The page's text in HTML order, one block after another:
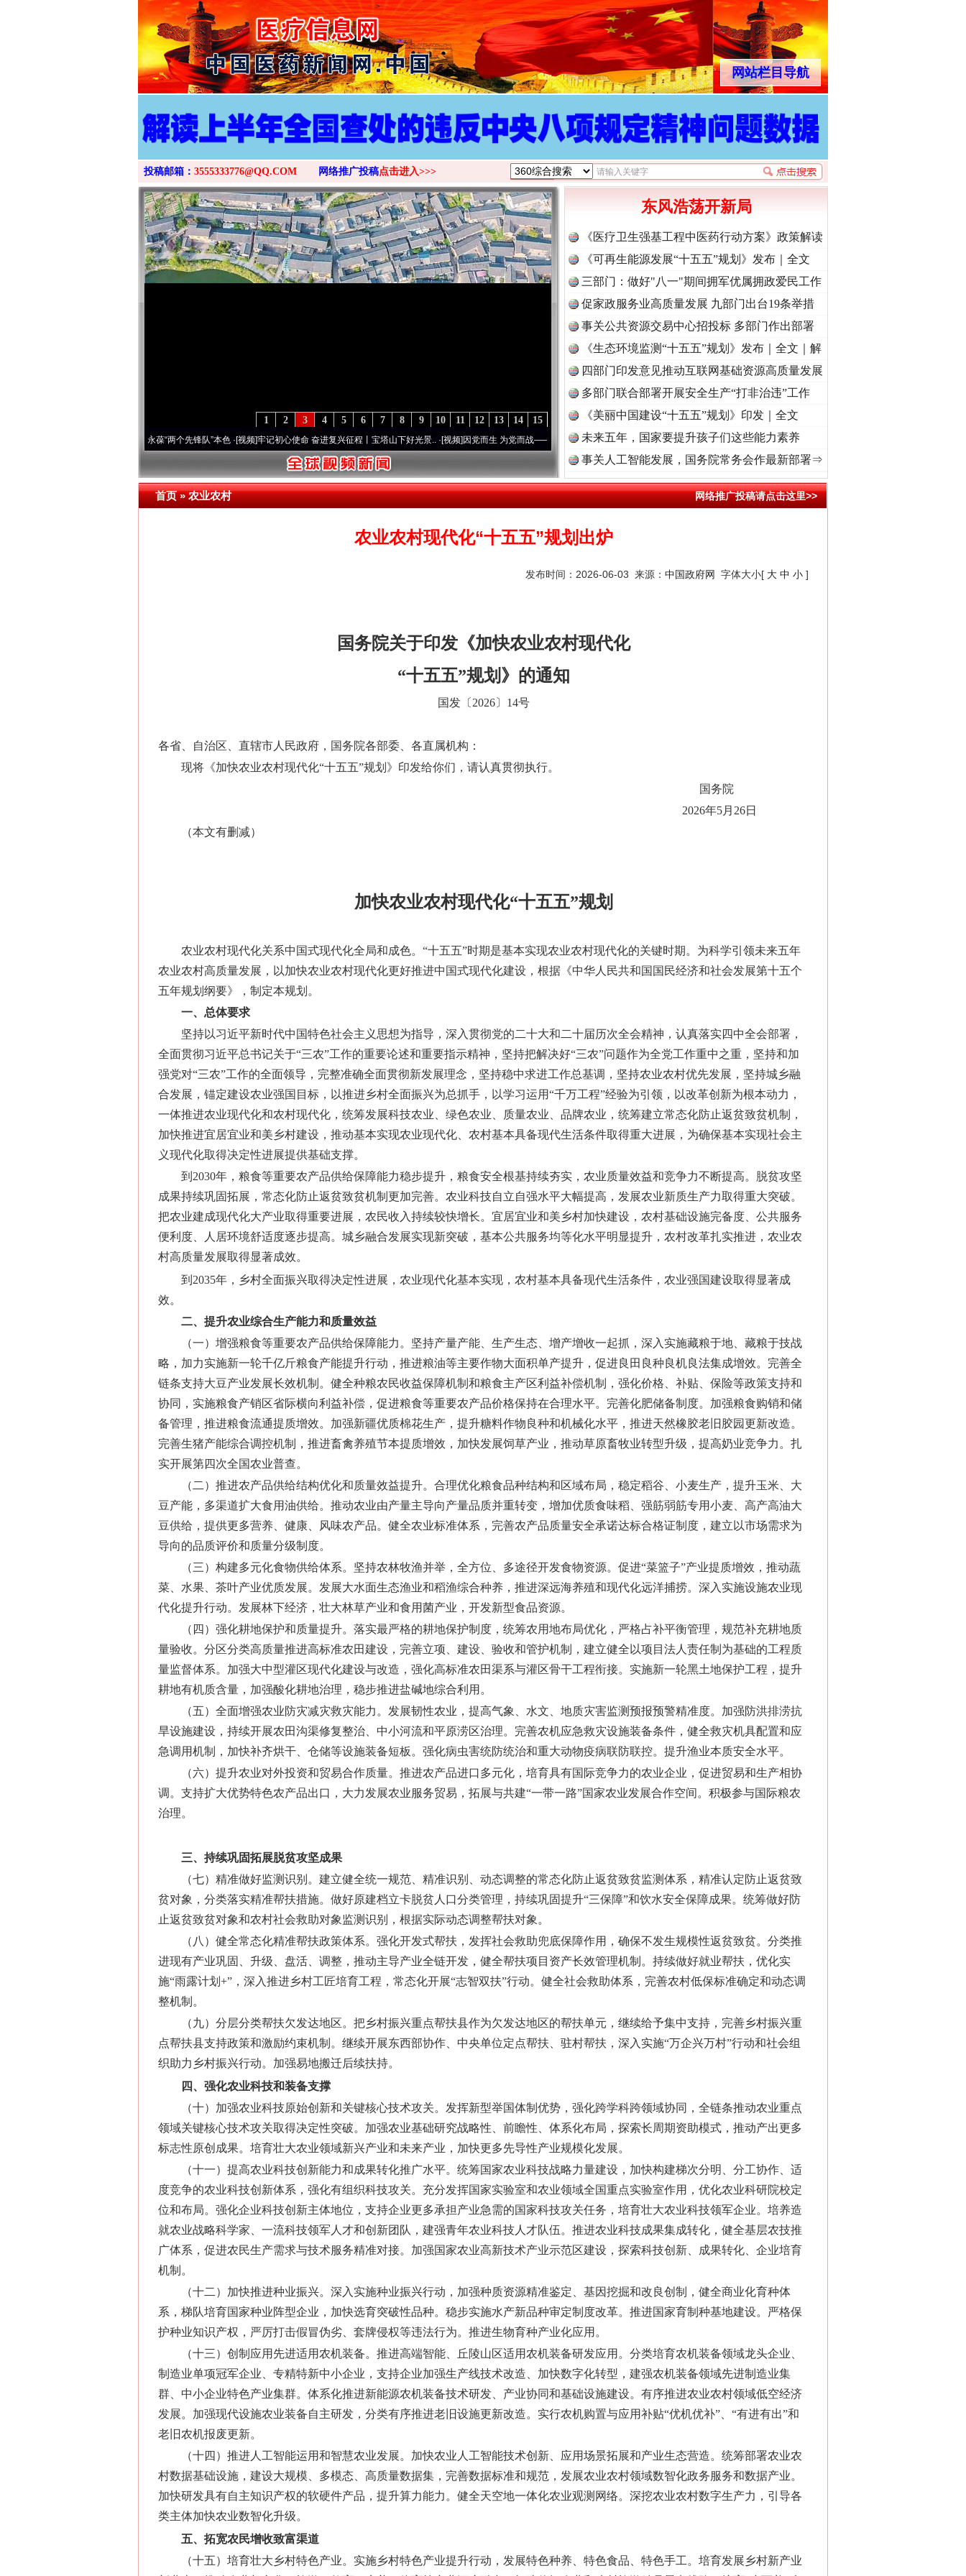
>
网站栏目导航
投稿邮箱： 3555333776@QQ.COM 网络推广投稿点击进入>>>
15
14
13
12
11
10
9
8
7
6
5
4
3
2
1
永葆“两个先锋队”本色·[视频]牢记初心使命 奋进复兴征程丨宝塔山下好光景..·[视频]因党而生 为党而战——百年“纪”事⑧加强纪律..·[视频]牢记初心使命 奋进复兴征程丨“转折之城”激荡..
东风浩荡开新局
《医疗卫生强基工程中医药行动方案》政策解读
《可再生能源发展“十五五”规划》发布｜全文
三部门：做好"八一"期间拥军优属拥政爱民工作
促家政服务业高质量发展 九部门出台19条举措
事关公共资源交易中心招投标 多部门作出部署
《生态环境监测“十五五”规划》发布｜全文｜解
读
四部门印发意见推动互联网基础资源高质量发展
多部门联合部署开展安全生产“打非治违”工作
《美丽中国建设“十五五”规划》印发｜全文
未来五年，国家要提升孩子们这些能力素养
事关人工智能发展，国务院常务会作最新部署⇒
首页»农业农村 网络推广投稿请点击这里>>
农业农村现代化“十五五”规划出炉
发布时间：2026-06-03 来源： 中国政府网 字体大小[ 大 中 小 ]
国务院关于印发《加快农业农村现代化
“十五五”规划》的通知
国发〔2026〕14号
各省、自治区、直辖市人民政府，国务院各部委、各直属机构：
现将《加快农业农村现代化“十五五”规划》印发给你们，请认真贯彻执行。
国务院
2026年5月26日
（本文有删减）
加快农业农村现代化“十五五”规划
农业农村现代化关系中国式现代化全局和成色。“十五五”时期是基本实现农业农村现代化的关键时期。为科学引领未来五年
农业农村高质量发展，以加快农业农村现代化更好推进中国式现代化建设，根据《中华人民共和国国民经济和社会发展第十五个
五年规划纲要》，制定本规划。
一、总体要求
坚持以习近平新时代中国特色社会主义思想为指导，深入贯彻党的二十大和二十届历次全会精神，认真落实四中全会部署，
全面贯彻习近平总书记关于“三农”工作的重要论述和重要指示精神，坚持把解决好“三农”问题作为全党工作重中之重，坚持和加
强党对“三农”工作的全面领导，完整准确全面贯彻新发展理念，坚持稳中求进工作总基调，坚持农业农村优先发展，坚持城乡融
合发展，锚定建设农业强国目标，以推进乡村全面振兴为总抓手，以学习运用“千万工程”经验为引领，以改革创新为根本动力，
一体推进农业现代化和农村现代化，统筹发展科技农业、绿色农业、质量农业、品牌农业，统筹建立常态化防止返贫致贫机制，
加快推进宜居宜业和美乡村建设，推动基本实现农业现代化、农村基本具备现代生活条件取得重大进展，为确保基本实现社会主
义现代化取得决定性进展提供基础支撑。
到2030年，粮食等重要农产品供给保障能力稳步提升，粮食安全根基持续夯实，农业质量效益和竞争力不断提高。脱贫攻坚
成果持续巩固拓展，常态化防止返贫致贫机制更加完善。农业科技自立自强水平大幅提高，发展农业新质生产力取得重大突破。
把农业建成现代化大产业取得重要进展，农民收入持续较快增长。宜居宜业和美乡村加快建设，农村基础设施完备度、公共服务
便利度、人居环境舒适度逐步提高。城乡融合发展实现新突破，基本公共服务均等化水平明显提升，农村改革扎实推进，农业农
村高质量发展取得显著成效。
到2035年，乡村全面振兴取得决定性进展，农业现代化基本实现，农村基本具备现代生活条件，农业强国建设取得显著成
效。
二、提升农业综合生产能力和质量效益
（一）增强粮食等重要农产品供给保障能力。 坚持产量产能、生产生态、增产增收一起抓，深入实施藏粮于地、藏粮于技战
略，加力实施新一轮千亿斤粮食产能提升行动，推进粮油等主要作物大面积单产提升，促进良田良种良机良法集成增效。完善全
链条支持大豆产业发展长效机制。健全种粮农民收益保障机制和粮食主产区利益补偿机制，强化价格、补贴、保险等政策支持和
协同，实施粮食产销区省际横向利益补偿，促进粮食等重要农产品价格保持在合理水平。完善化肥储备制度。加强粮食购销和储
备管理，推进粮食流通提质增效。加强新疆优质棉花生产，提升糖料作物良种和机械化水平，推进天然橡胶老旧胶园更新改造。
完善生猪产能综合调控机制，推进畜禽养殖节本提质增效，加快发展饲草产业，推动草原畜牧业转型升级，提高奶业竞争力。扎
实开展第四次全国农业普查。
（二）推进农产品供给结构优化和质量效益提升。 合理优化粮食品种结构和区域布局，稳定稻谷、小麦生产，提升玉米、大
豆产能，多渠道扩大食用油供给。推动农业由产量主导向产量品质并重转变，增加优质食味稻、强筋弱筋专用小麦、高产高油大
豆供给，提供更多营养、健康、风味农产品。健全农业标准体系，完善农产品质量安全承诺达标合格证制度，建立以市场需求为
导向的品质评价和质量分级制度。
（三）构建多元化食物供给体系。 坚持农林牧渔并举，全方位、多途径开发食物资源。促进“菜篮子”产业提质增效，推动蔬
菜、水果、茶叶产业优质发展。发展大水面生态渔业和稻渔综合种养，推进深远海养殖和现代化远洋捕捞。深入实施设施农业现
代化提升行动。发展林下经济，壮大林草产业和食用菌产业，开发新型食品资源。
（四）强化耕地保护和质量提升。 落实最严格的耕地保护制度，统筹农用地布局优化，严格占补平衡管理，规范补充耕地质
量验收。分区分类高质量推进高标准农田建设，完善立项、建设、验收和管护机制，建立健全以项目法人责任制为基础的工程质
量监督体系。加强大中型灌区现代化建设与改造，强化高标准农田渠系与灌区骨干工程衔接。实施新一轮黑土地保护工程，提升
耕地有机质含量，加强酸化耕地治理，稳步推进盐碱地综合利用。
（五）全面增强农业防灾减灾救灾能力。 发展韧性农业，提高气象、水文、地质灾害监测预报预警精准度。加强防洪排涝抗
旱设施建设，持续开展农田沟渠修复整治、中小河流和平原涝区治理。完善农机应急救灾设施装备条件，健全救灾机具配置和应
急调用机制，加快补齐烘干、仓储等设施装备短板。强化病虫害统防统治和重大动物疫病联防联控。提升渔业本质安全水平。
（六）提升农业对外投资和贸易合作质量。 推进农产品进口多元化，培育具有国际竞争力的农业企业，促进贸易和生产相协
调。支持扩大优势特色农产品出口，大力发展农业服务贸易，拓展与共建“一带一路”国家农业发展合作空间。积极参与国际粮农
治理。
三、持续巩固拓展脱贫攻坚成果
（七）精准做好监测识别。 建立健全统一规范、精准识别、动态调整的常态化防止返贫致贫监测体系，精准认定防止返贫致
贫对象，分类落实精准帮扶措施。做好原建档立卡脱贫人口分类管理，持续巩固提升“三保障”和饮水安全保障成果。统筹做好防
止返贫致贫对象和农村社会救助对象监测识别，根据实际动态调整帮扶对象。
（八）健全常态化精准帮扶政策体系。 强化开发式帮扶，发挥社会救助兜底保障作用，确保不发生规模性返贫致贫。分类推
进现有产业巩固、升级、盘活、调整，推动主导产业全链开发，健全帮扶项目资产长效管理机制。持续做好就业帮扶，优化实
施“雨露计划+”，深入推进乡村工匠培育工程，常态化开展“志智双扶”行动。健全社会救助体系，完善农村低保标准确定和动态调
整机制。
（九）分层分类帮扶欠发达地区。 把乡村振兴重点帮扶县作为欠发达地区的帮扶单元，继续给予集中支持，完善乡村振兴重
点帮扶县支持政策和激励约束机制。继续开展东西部协作、中央单位定点帮扶、驻村帮扶，深入实施“万企兴万村”行动和社会组
织助力乡村振兴行动。加强易地搬迁后续扶持。
四、强化农业科技和装备支撑
（十）加强农业科技原始创新和关键核心技术攻关。 发挥新型举国体制优势，强化跨学科跨领域协同，全链条推动农业重点
领域关键核心技术攻关取得决定性突破。加强农业基础研究战略性、前瞻性、体系化布局，探索长周期资助模式，推动产出更多
标志性原创成果。培育壮大农业领域新兴产业和未来产业，加快更多先导性产业规模化发展。
（十一）提高农业科技创新能力和成果转化推广水平。 统筹国家农业科技战略力量建设，加快构建梯次分明、分工协作、适
度竞争的农业科技创新体系，强化有组织科技攻关。充分发挥国家实验室和农业领域全国重点实验室作用，优化农业科研院校定
位和布局。强化企业科技创新主体地位，支持企业更多承担产业急需的国家科技攻关任务，培育壮大农业科技领军企业。培养造
就农业战略科学家、一流科技领军人才和创新团队，建强青年农业科技人才队伍。推进农业科技成果集成转化，健全基层农技推
广体系，促进农民生产需求与技术服务精准对接。加强国家农业高新技术产业示范区建设，探索科技创新、成果转化、企业培育
机制。
（十二）加快推进种业振兴。 深入实施种业振兴行动，加强种质资源精准鉴定、基因挖掘和改良创制，健全商业化育种体
系，梯队培育国家种业阵型企业，加快选育突破性品种。稳步实施水产新品种审定制度改革。推进国家育制种基地建设。严格保
护种业知识产权，严厉打击假冒伪劣、套牌侵权等违法行为。推进生物育种产业化应用。
（十三）创制应用先进适用农机装备。 推进高端智能、丘陵山区适用农机装备研发应用。分类培育农机装备领域龙头企业、
制造业单项冠军企业、专精特新中小企业，支持企业加强生产线技术改造、加快数字化转型，建强农机装备领域先进制造业集
群、中小企业特色产业集群。体系化推进新能源农机装备技术研发、产业协同和基础设施建设。有序推进农业农村领域低空经济
发展。加强现代设施农业装备自主研发，分类有序推进老旧设施更新改造。实行农机购置与应用补贴“优机优补”、“有进有出”和
老旧农机报废更新。
（十四）推进人工智能运用和智慧农业发展。 加快农业人工智能技术创新、应用场景拓展和产业生态营造。统筹部署农业农
村数据基础设施，建设大规模、多模态、高质量数据集，完善数据标准和规范，发展农业农村领域数智化政务服务和数据产业。
加快研发具有自主知识产权的软硬件产品，提升算力能力。健全天空地一体化农业观测网络。深挖农业农村数字生产力，引导各
类主体加快农业数智化升级。
五、拓宽农民增收致富渠道
（十五）培育壮大乡村特色产业。 实施乡村特色产业提升行动，发展特色种养、特色食品、特色手工。培育发展乡村新产业